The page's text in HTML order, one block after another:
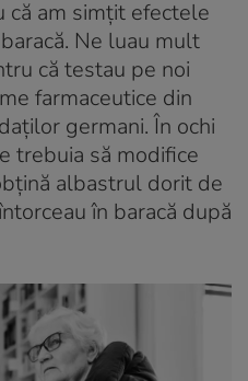
că am simțit efectele
Ne luau mult
că testau pe noi
farmaceutice din
germani. În ochi
trebuia să modifice
albastrul dorit de
în baracă după